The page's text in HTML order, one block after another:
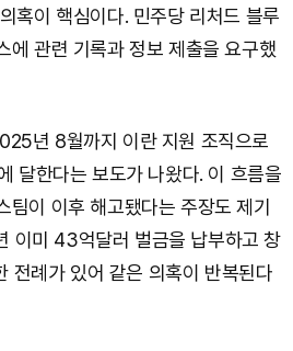
혹이 핵심이다. 민주당 리처드 블루
에 관련 기록과 정보 제출을 요구했
년 8월까지 이란 지원 조직으로
달한다는 보도가 나왔다. 이 흐름을
팀이 이후 해고됐다는 주장도 제기
이미 43억달러 벌금을 납부하고 창
전례가 있어 같은 의혹이 반복된다